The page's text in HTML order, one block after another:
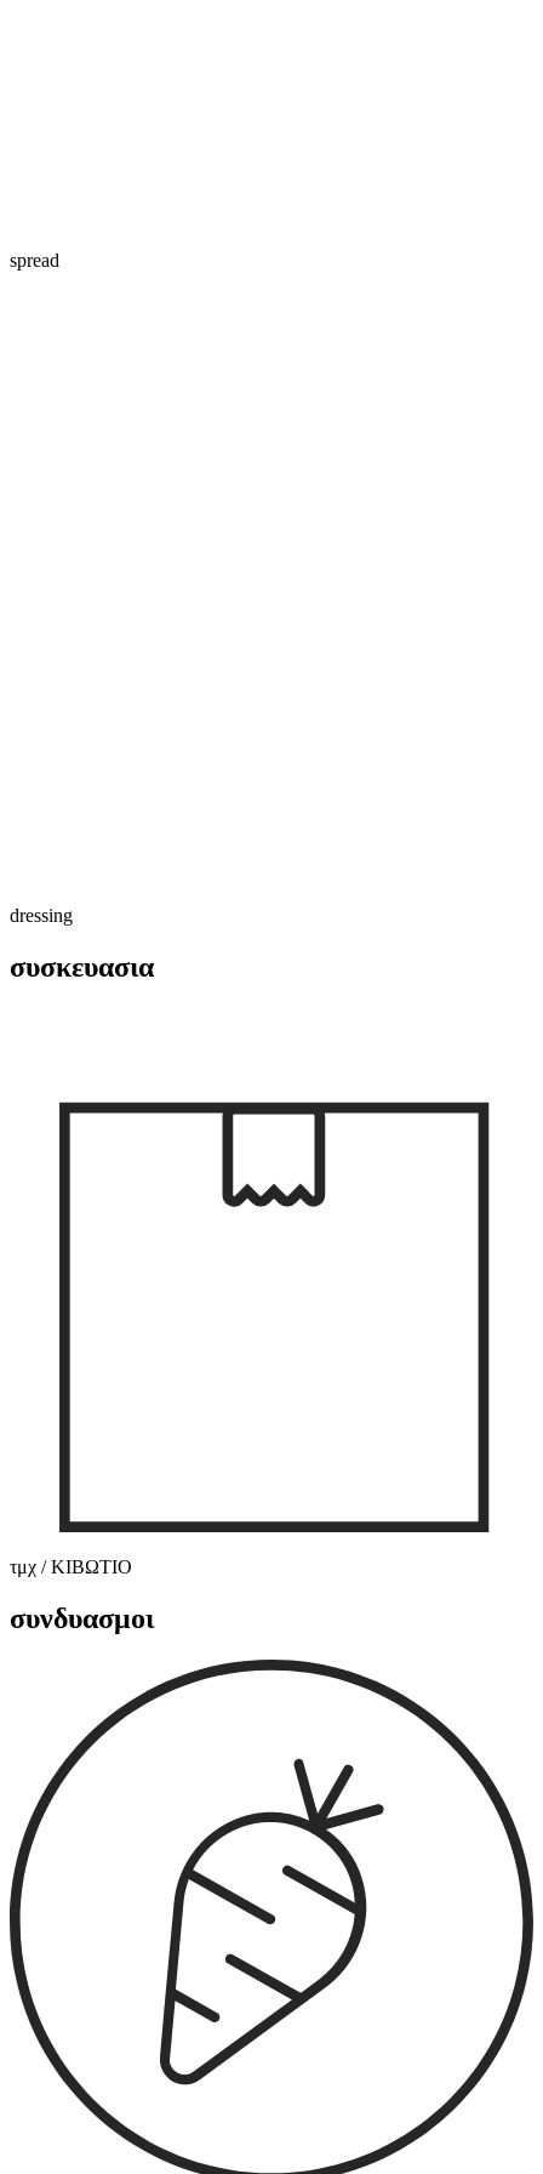
spread
dressing
συσκευασια
τμχ / ΚΙΒΩΤΙΟ
συνδυασμοι